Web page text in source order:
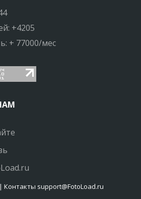
+4205
+ 77000/мес
Контакты support@FotoLoad.ru